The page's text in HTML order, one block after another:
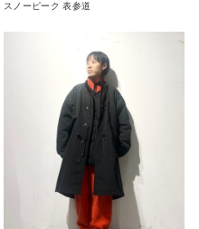
スノーピーク 表参道